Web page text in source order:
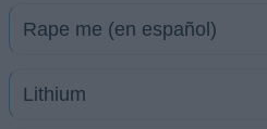
Rape me (en español)
Lithium